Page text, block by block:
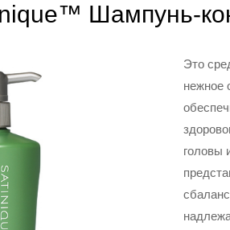
Шампунь-
Это
нежное
головы